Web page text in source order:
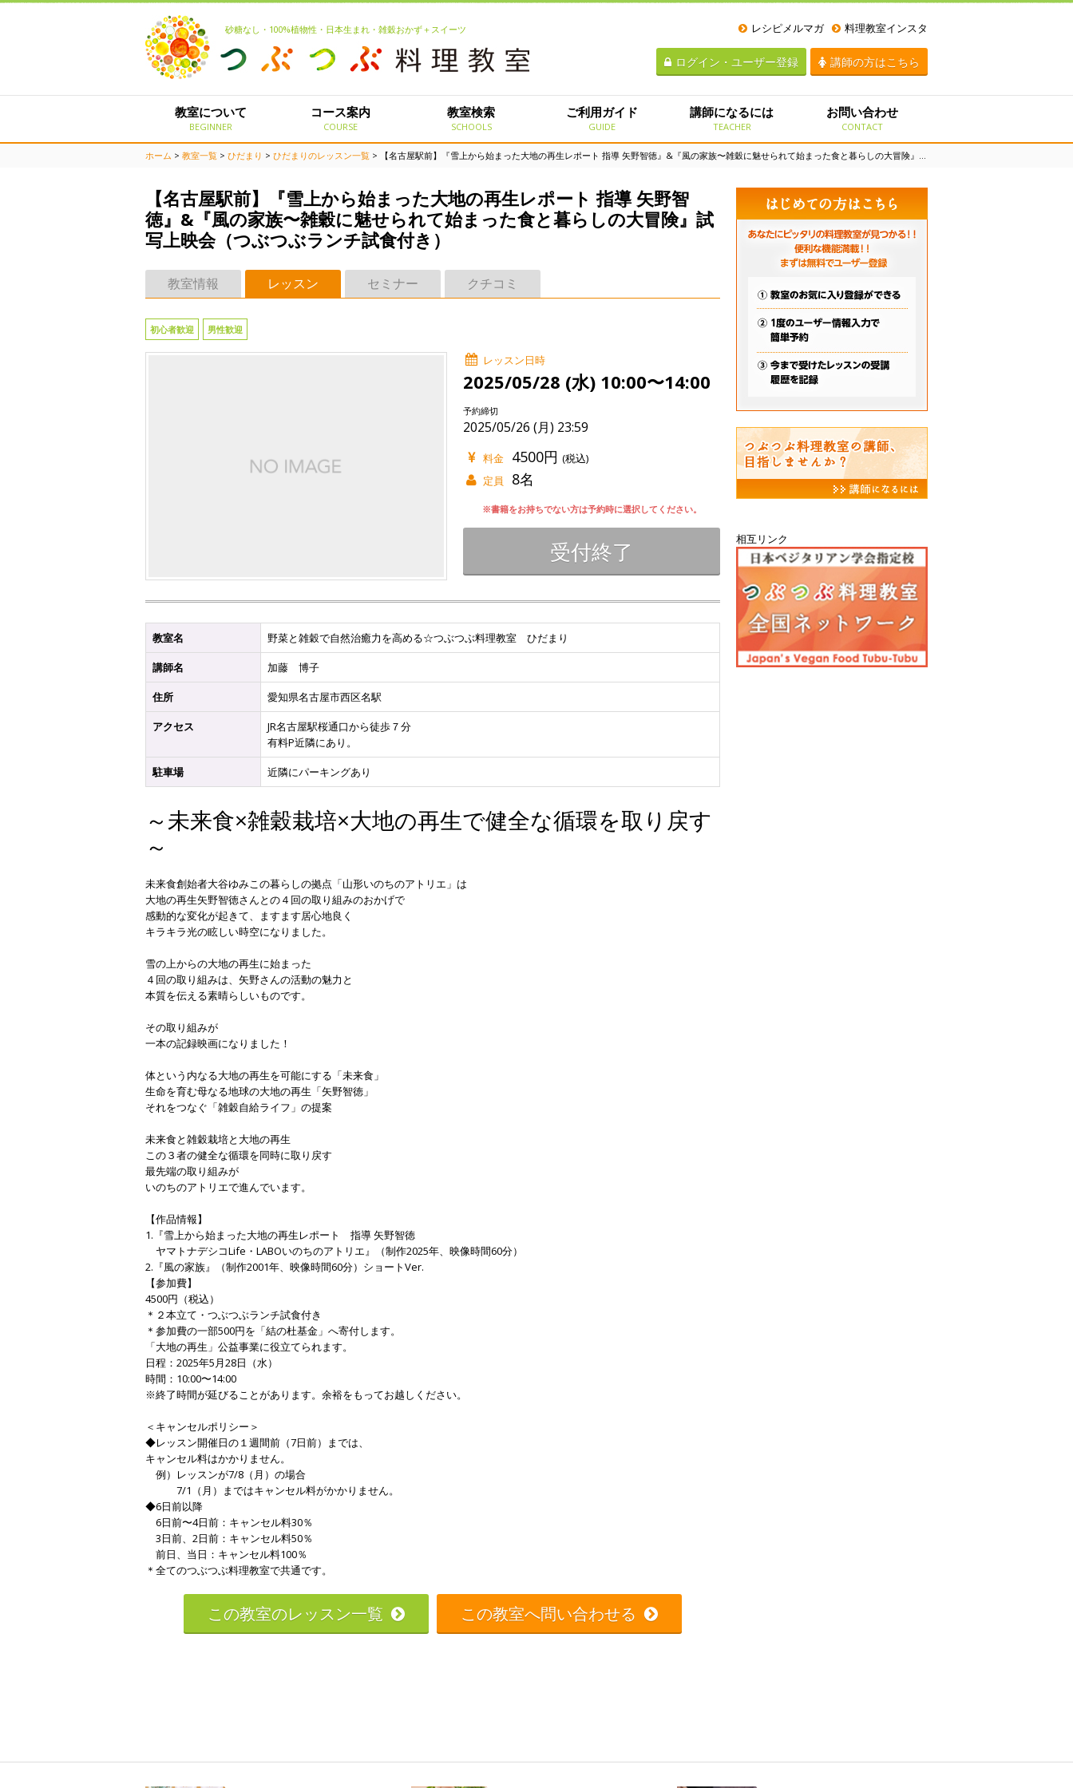
砂糖なし・100%植物性・日本生まれ・雑穀おかず＋スイーツ レシピメルマガ 料理教室インスタ
ログイン・ユーザー登録 講師の方はこちら
教室について
BEGINNER
コース案内
COURSE
教室検索
SCHOOLS
ご利用ガイド
GUIDE
講師になるには
TEACHER
お問い合わせ
CONTACT
ホーム > 教室一覧 > ひだまり > ひだまりのレッスン一覧 > 【名古屋駅前】『雪上から始まった大地の再生レポート 指導 矢野智徳』&『風の家族〜雑穀に魅せられて始まった食と暮らしの大冒険』試写上映会（つぶつぶランチ試食付き）
【名古屋駅前】『雪上から始まった大地の再生レポート 指導 矢野智
徳』&『風の家族〜雑穀に魅せられて始まった食と暮らしの大冒険』試
写上映会（つぶつぶランチ試食付き）
教室情報 レッスン セミナー クチコミ
初心者歓迎 男性歓迎
レッスン日時
2025/05/28 (水) 10:00〜14:00
予約締切
2025/05/26 (月) 23:59
料金 4500円 (税込)
定員
8名
※書籍をお持ちでない方は予約時に選択してください。
受付終了
教室名 野菜と雑穀で自然治癒力を高める☆つぶつぶ料理教室 ひだまり
講師名 加藤 博子
住所 愛知県名古屋市西区名駅
アクセス
JR名古屋駅桜通口から徒歩７分
有料P近隣にあり。
駐車場 近隣にパーキングあり
～未来食×雑穀栽培×大地の再生で健全な循環を取り戻す
～
未来食創始者大谷ゆみこの暮らしの拠点「山形いのちのアトリエ」は
大地の再生矢野智徳さんとの４回の取り組みのおかげで
感動的な変化が起きて、ますます居心地良く
キラキラ光の眩しい時空になりました。
雪の上からの大地の再生に始まった
４回の取り組みは、矢野さんの活動の魅力と
本質を伝える素晴らしいものです。
その取り組みが
一本の記録映画になりました！
体という内なる大地の再生を可能にする「未来食」
生命を育む母なる地球の大地の再生「矢野智徳」
それをつなぐ「雑穀自給ライフ」の提案
未来食と雑穀栽培と大地の再生
この３者の健全な循環を同時に取り戻す
最先端の取り組みが
いのちのアトリエで進んでいます。
【作品情報】
1.『雪上から始まった大地の再生レポート 指導 矢野智徳
ヤマトナデシコLife・LABOいのちのアトリエ』（制作2025年、映像時間60分）
2.『風の家族』（制作2001年、映像時間60分）ショートVer.
【参加費】
4500円（税込）
＊２本立て・つぶつぶランチ試食付き
＊参加費の一部500円を「結の杜基金」へ寄付します。
「大地の再生」公益事業に役立てられます。
日程：2025年5月28日（水）
時間：10:00〜14:00
※終了時間が延びることがあります。余裕をもってお越しください。
＜キャンセルポリシー＞
◆レッスン開催日の１週間前（7日前）までは、
キャンセル料はかかりません。
例）レッスンが7/8（月）の場合
7/1（月）まではキャンセル料がかかりません。
◆6日前以降
6日前〜4日前：キャンセル料30％
3日前、2日前：キャンセル料50％
前日、当日：キャンセル料100％
＊全てのつぶつぶ料理教室で共通です。
この教室のレッスン一覧 この教室へ問い合わせる
相互リンク